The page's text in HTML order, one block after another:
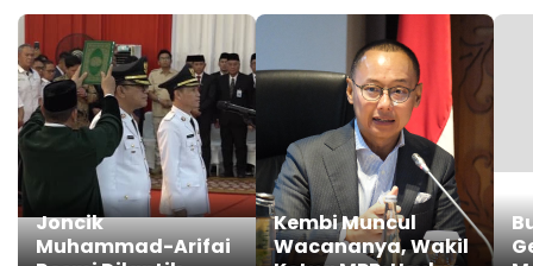
Joncik
Muhammad-Arifai
Kembi Muncul
Wacananya, Wakil